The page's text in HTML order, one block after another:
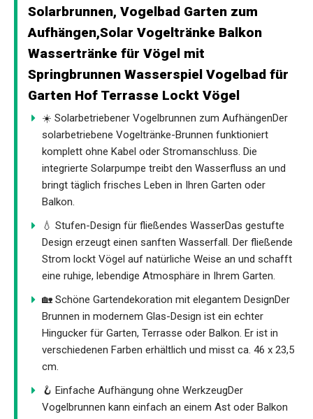
Solarbrunnen, Vogelbad Garten zum
Aufhängen,Solar Vogeltränke Balkon
Wassertränke für Vögel mit
Springbrunnen Wasserspiel Vogelbad für
Garten Hof Terrasse Lockt Vögel
☀️ Solarbetriebener Vogelbrunnen zum AufhängenDer
solarbetriebene Vogeltränke-Brunnen funktioniert
komplett ohne Kabel oder Stromanschluss. Die
integrierte Solarpumpe treibt den Wasserfluss an und
bringt täglich frisches Leben in Ihren Garten oder
Balkon.
💧 Stufen-Design für fließendes WasserDas gestufte
Design erzeugt einen sanften Wasserfall. Der fließende
Strom lockt Vögel auf natürliche Weise an und schafft
eine ruhige, lebendige Atmosphäre in Ihrem Garten.
🏡 Schöne Gartendekoration mit elegantem DesignDer
Brunnen in modernem Glas-Design ist ein echter
Hingucker für Garten, Terrasse oder Balkon. Er ist in
verschiedenen Farben erhältlich und misst ca. 46 x 23,5
cm.
🪝 Einfache Aufhängung ohne WerkzeugDer
Vogelbrunnen kann einfach an einem Ast oder Balkon